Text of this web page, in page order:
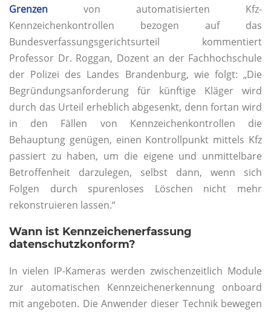
Grenzen von automatisierten Kfz-
Kennzeichenkontrollen bezogen auf das
Bundesverfassungsgerichtsurteil kommentiert
Professor Dr. Roggan, Dozent an der Fachhochschule
der Polizei des Landes Brandenburg, wie folgt: „Die
Begründungsanforderung für künftige Kläger wird
durch das Urteil erheblich abgesenkt, denn fortan wird
in den Fällen von Kennzeichenkontrollen die
Behauptung genügen, einen Kontrollpunkt mittels Kfz
passiert zu haben, um die eigene und unmittelbare
Betroffenheit darzulegen, selbst dann, wenn sich
Folgen durch spurenloses Löschen nicht mehr
rekonstruieren lassen.“
Wann ist Kennzeichenerfassung
datenschutzkonform?
In vielen IP-Kameras werden zwischenzeitlich Module
zur automatischen Kennzeichenerkennung onboard
mit angeboten. Die Anwender dieser Technik bewegen